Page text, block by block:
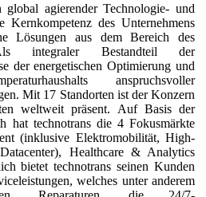
agierender Technologie- und
Kernkompetenz des Unternehmens
Lösungen aus dem Bereich des
Als integraler Bestandteil der
der energetischen Optimierung und
anspruchsvoller
Mit 17 Standorten ist der Konzern
weltweit präsent. Auf Basis der
hat technotrans die 4 Fokusmärkte
(inklusive Elektromobilität, High-
Healthcare & Analytics
bietet technotrans seinen Kunden
welches unter anderem